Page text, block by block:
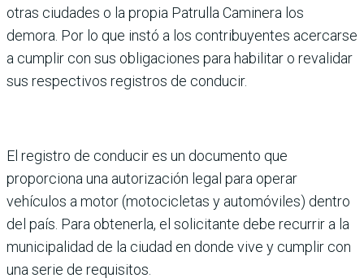
otras ciudades o la propia Patrulla Caminera los
demora. Por lo que instó a los contribuyentes acercarse
a cumplir con sus obligaciones para habilitar o revalidar
sus respectivos registros de conducir.
El registro de conducir es un documento que
proporciona una autorización legal para operar
vehículos a motor (motocicletas y automóviles) dentro
del país. Para obtenerla, el solicitante debe recurrir a la
municipalidad de la ciudad en donde vive y cumplir con
una serie de requisitos.